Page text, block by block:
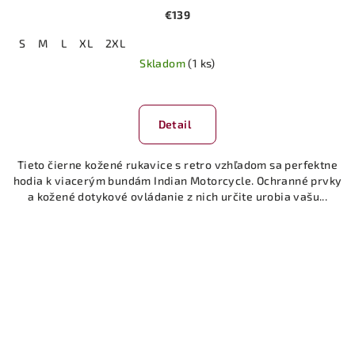
€139
S M L XL
2XL
Skladom(1 ks)
Detail
Tieto čierne kožené rukavice s retro vzhľadom sa perfektne
hodia k viacerým bundám Indian Motorcycle. Ochranné prvky
a kožené dotykové ovládanie z nich určite urobia vašu...